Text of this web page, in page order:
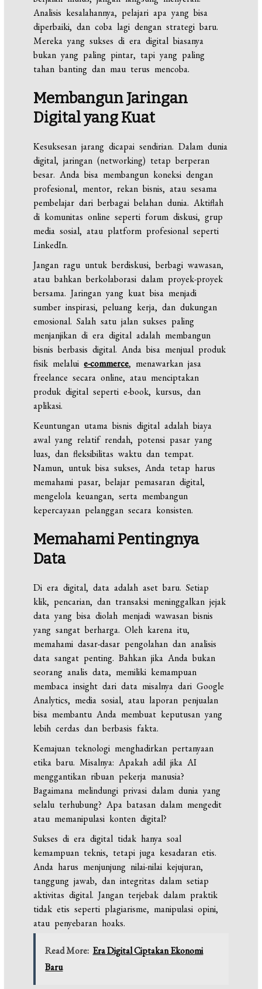
Analisis kesalahannya, pelajari apa yang bisa
diperbaiki, dan coba lagi dengan strategi baru.
Mereka yang sukses di era digital biasanya
bukan yang paling pintar, tapi yang paling
tahan banting dan mau terus mencoba.
Membangun Jaringan
Digital yang Kuat
Kesuksesan jarang dicapai sendirian. Dalam dunia
digital, jaringan (networking) tetap berperan
besar. Anda bisa membangun koneksi dengan
profesional, mentor, rekan bisnis, atau sesama
pembelajar dari berbagai belahan dunia. Aktiflah
di komunitas online seperti forum diskusi, grup
media sosial, atau platform profesional seperti
LinkedIn.
Jangan ragu untuk berdiskusi, berbagi wawasan,
atau bahkan berkolaborasi dalam proyek-proyek
bersama. Jaringan yang kuat bisa menjadi
sumber inspirasi, peluang kerja, dan dukungan
emosional. Salah satu jalan sukses paling
menjanjikan di era digital adalah membangun
bisnis berbasis digital. Anda bisa menjual produk
fisik melaluie-commerce, menawarkan jasa
freelance secara online, atau menciptakan
produk digital seperti e-book, kursus, dan
aplikasi.
Keuntungan utama bisnis digital adalah biaya
awal yang relatif rendah, potensi pasar yang
luas, dan fleksibilitas waktu dan tempat.
Namun, untuk bisa sukses, Anda tetap harus
memahami pasar, belajar pemasaran digital,
mengelola keuangan, serta membangun
kepercayaan pelanggan secara konsisten.
Memahami Pentingnya
Data
Di era digital, data adalah aset baru. Setiap
klik, pencarian, dan transaksi meninggalkan jejak
data yang bisa diolah menjadi wawasan bisnis
yang sangat berharga. Oleh karena itu,
memahami dasar-dasar pengolahan dan analisis
data sangat penting. Bahkan jika Anda bukan
seorang analis data, memiliki kemampuan
membaca insight dari data misalnya dari Google
Analytics, media sosial, atau laporan penjualan
bisa membantu Anda membuat keputusan yang
lebih cerdas dan berbasis fakta.
Kemajuan teknologi menghadirkan pertanyaan
etika baru. Misalnya: Apakah adil jika AI
menggantikan ribuan pekerja manusia?
Bagaimana melindungi privasi dalam dunia yang
selalu terhubung? Apa batasan dalam mengedit
atau memanipulasi konten digital?
Sukses di era digital tidak hanya soal
kemampuan teknis, tetapi juga kesadaran etis.
Anda harus menjunjung nilai-nilai kejujuran,
tanggung jawab, dan integritas dalam setiap
aktivitas digital. Jangan terjebak dalam praktik
tidak etis seperti plagiarisme, manipulasi opini,
atau penyebaran hoaks.
Read More: Era Digital Ciptakan Ekonomi
Baru